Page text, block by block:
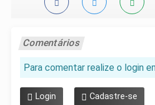
Comentários
Para comentar realize o login
Login Cadastre-se